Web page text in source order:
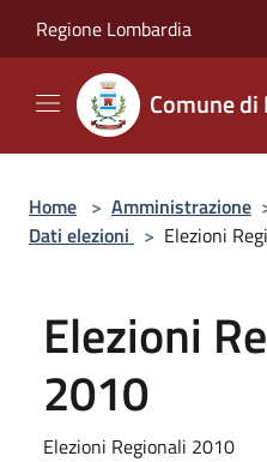
Regione Lombardia
Comune di
Home > Amministrazione
Dati elezioni > Elezioni
Elezioni
2010
Elezioni Regionali 2010